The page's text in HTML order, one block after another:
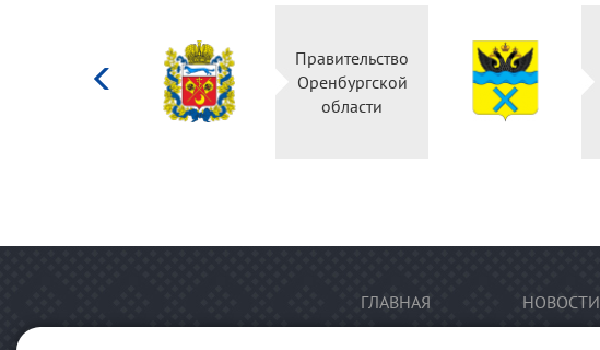
Правительство
Оренбургской
области
ГЛАВНАЯ НОВОСТИ